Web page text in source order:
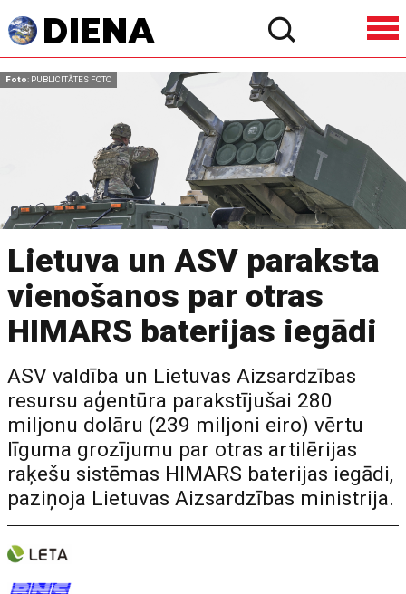
Foto: PUBLICITĀTES FOTO
Lietuva un ASV paraksta
vienošanos par otras
HIMARS baterijas iegādi
ASV valdība un Lietuvas Aizsardzības
resursu aģentūra parakstījušai 280
miljonu dolāru (239 miljoni eiro) vērtu
līguma grozījumu par otras artilērijas
raķešu sistēmas HIMARS baterijas iegādi,
paziņoja Lietuvas Aizsardzības ministrija.